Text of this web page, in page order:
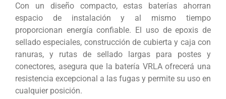
Con un diseño compacto, estas baterías ahorran
espacio de instalación y al mismo tiempo
proporcionan energía confiable. El uso de epoxis de
sellado especiales, construcción de cubierta y caja con
ranuras, y rutas de sellado largas para postes y
conectores, asegura que la batería VRLA ofrecerá una
resistencia excepcional a las fugas y permite su uso en
cualquier posición.